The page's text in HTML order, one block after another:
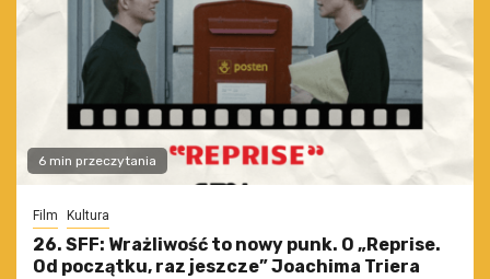
6 min przeczytania
Film Kultura
26. SFF: Wrażliwość to nowy punk. O „Reprise.
Od początku, raz jeszcze” Joachima Triera